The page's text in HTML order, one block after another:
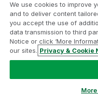
Qlik
Contratti
Termini
Legal Policies
Note
Termini di utilizzo
Copyright © 1993-2026
We use cookies to improve
and to deliver content
you accept the use of
data transmission to third
Notice or click ‘More
our sites. Privacy & Cookie